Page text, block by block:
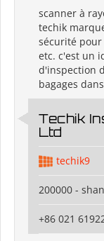
scanner à
techik
sécurité pour
etc. c'est un
d'inspection
bagages
Techik
Ltd
techik9
200000 -
+86 021